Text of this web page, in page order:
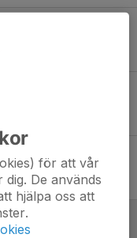
för att vår
De används
hjälpa oss att